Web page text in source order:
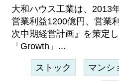
大和ハウス工業は、2013
営業利益1200億円、営業
次中期経営計画』を策定
「Growth」...
ストック マンシ